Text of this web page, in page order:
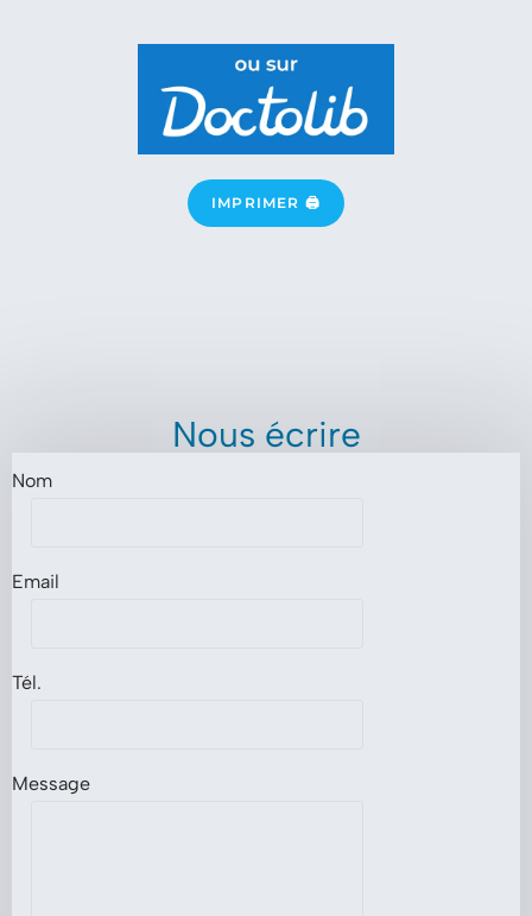
IMPRIMER 🖨
Nous écrire
Nom
Email
Tél.
Message